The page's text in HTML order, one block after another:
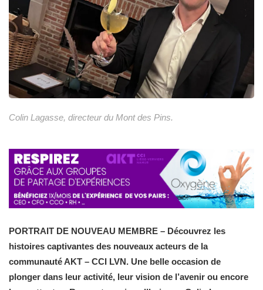
Colin Lagasse, directeur du Mont des Pins.
PORTRAIT DE NOUVEAU MEMBRE – Découvrez les
histoires captivantes des nouveaux acteurs de la
communauté AKT – CCI LVN. Une belle occasion de
plonger dans leur activité, leur vision de l’avenir ou encore